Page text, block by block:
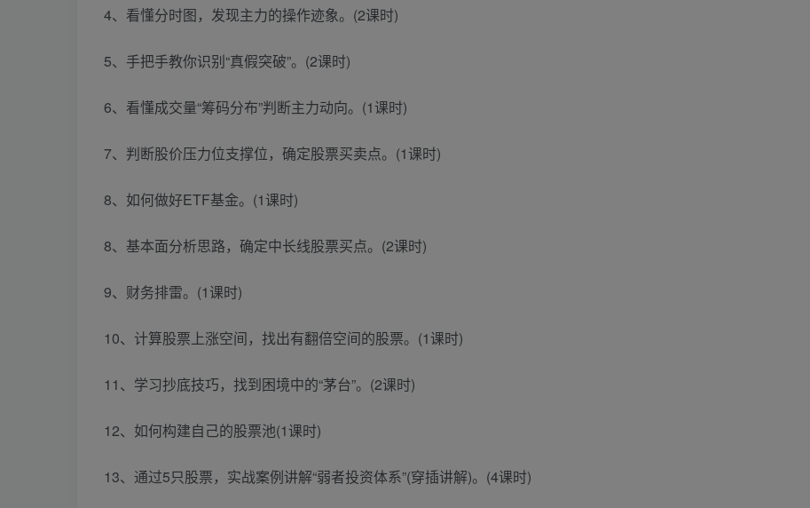
4、看懂分时图，发现主力的操作迹象。(2课时)
5、手把手教你识别“真假突破”。(2课时)
6、看懂成交量“筹码分布”判断主力动向。(1课时)
7、判断股价压力位支撑位，确定股票买卖点。(1课时)
8、如何做好ETF基金。(1课时)
8、基本面分析思路，确定中长线股票买点。(2课时)
9、财务排雷。(1课时)
10、计算股票上涨空间，找出有翻倍空间的股票。(1课时)
11、学习抄底技巧，找到困境中的“茅台”。(2课时)
12、如何构建自己的股票池(1课时)
13、通过5只股票，实战案例讲解“弱者投资体系”(穿插讲解)。(4课时)